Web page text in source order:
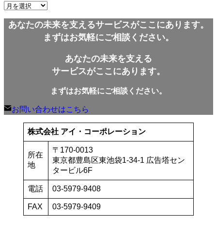
ア
カあなたの未来を支えるサービスがここにあります。
まずはお気軽にご相談ください。
あなたの未来を支える
サービスがここにあります。
まずはお気軽にご相談ください。
お問い合わせはこちら
株式会社 アイ・コーポレーション
所在
地
〒170-0013
東京都豊島区東池袋1-34-1 広告塔セン
タービル6F
電話 03-5979-9408
FAX 03-5979-9409